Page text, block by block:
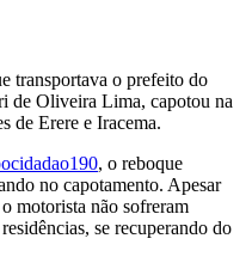
transportava o prefeito do
de Oliveira Lima, capotou na
de Erere e Iracema.
, o reboque
no capotamento. Apesar
motorista não sofreram
se recuperando do